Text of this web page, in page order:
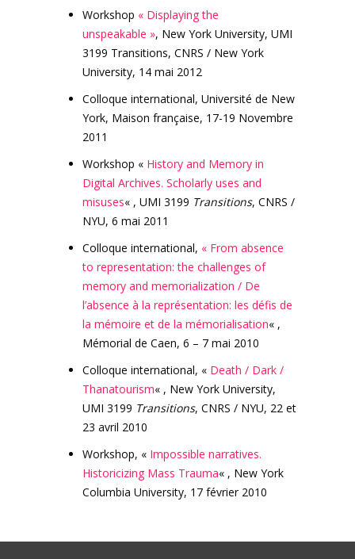
Workshop « Displaying the
unspeakable », New York University, UMI
3199 Transitions, CNRS / New York
University, 14 mai 2012
Colloque international, Université de New
York, Maison française, 17-19 Novembre
2011
Workshop « History and Memory in
Digital Archives. Scholarly uses and
misuses« , UMI 3199 Transitions, CNRS /
NYU, 6 mai 2011
Colloque international, « From absence
to representation: the challenges of
memory and memorialization / De
l’absence à la représentation: les défis de
la mémoire et de la mémorialisation« ,
Mémorial de Caen, 6 – 7 mai 2010
Colloque international, « Death / Dark /
Thanatourism« , New York University,
UMI 3199 Transitions, CNRS / NYU, 22 et
23 avril 2010
Workshop, « Impossible narratives.
Historicizing Mass Trauma« , New York
Columbia University, 17 février 2010